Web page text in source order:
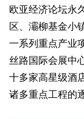
欧亚经济论坛永
区、灞柳基金小
一系列重点产业
丝路国际会展中
十多家高星级酒
诸多重点工程的